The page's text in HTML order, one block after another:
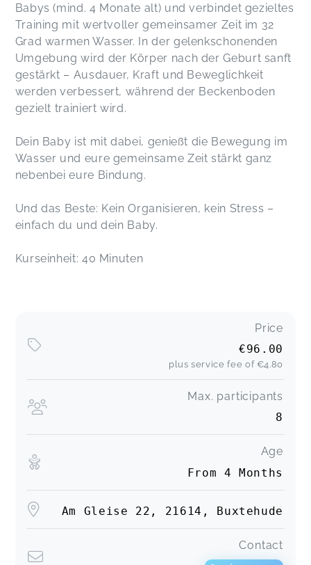
Kurse Spaß! Ich kann es nur empfehlen! Danke
danke danke ❤️
Hannah,
Ein toller Kurs für mich ich mein Baby.
Anstrengend und trotzdem leicht und voller
Freude. Sehr empfehlenswert.
Babys (mind. 4 Monate alt) und verbindet gezieltes
Training mit wertvoller gemeinsamer Zeit im 32
Grad warmen Wasser. In der gelenkschonenden
Umgebung wird der Körper nach der Geburt sanft
gestärkt – Ausdauer, Kraft und Beweglichkeit
werden verbessert, während der Beckenboden
gezielt trainiert wird.
Dein Baby ist mit dabei, genießt die Bewegung im
Wasser und eure gemeinsame Zeit stärkt ganz
nebenbei eure Bindung.
Und das Beste: Kein Organisieren, kein Stress –
einfach du und dein Baby.
Kurseinheit: 40 Minuten
Price
€96.00
plus service fee of €4.80
Max. participants
8
Age
From 4 Months
Am Gleise 22, 21614, Buxtehude
Contact